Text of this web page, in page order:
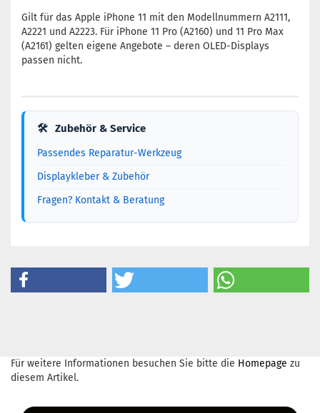
Gilt für das Apple iPhone 11 mit den Modellnummern A2111,
A2221 und A2223. Für iPhone 11 Pro (A2160) und 11 Pro Max
(A2161) gelten eigene Angebote – deren OLED-Displays
passen nicht.
🛠 Zubehör & Service
Passendes Reparatur-Werkzeug
Displaykleber & Zubehör
Fragen? Kontakt & Beratung
Für weitere Informationen besuchen Sie bitte die Homepage zu
diesem Artikel.